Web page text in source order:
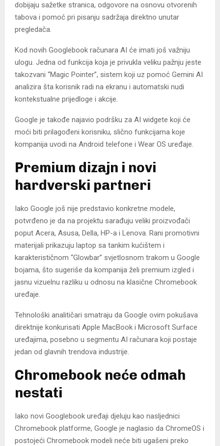
dobijaju sažetke stranica, odgovore na osnovu otvorenih
tabova i pomoć pri pisanju sadržaja direktno unutar
pregledača.
Kod novih Googlebook računara AI će imati još važniju
ulogu. Jedna od funkcija koja je privukla veliku pažnju jeste
takozvani “Magic Pointer”, sistem koji uz pomoć Gemini AI
analizira šta korisnik radi na ekranu i automatski nudi
kontekstualne prijedloge i akcije.
Google je takođe najavio podršku za AI widgete koji će
moći biti prilagođeni korisniku, slično funkcijama koje
kompanija uvodi na Android telefone i Wear OS uređaje.
Premium dizajn i novi
hardverski partneri
Iako Google još nije predstavio konkretne modele,
potvrđeno je da na projektu sarađuju veliki proizvođači
poput Acera, Asusa, Della, HP-a i Lenova. Rani promotivni
materijali prikazuju laptop sa tankim kućištem i
karakterističnom “Glowbar” svjetlosnom trakom u Google
bojama, što sugeriše da kompanija želi premium izgled i
jasnu vizuelnu razliku u odnosu na klasične Chromebook
uređaje.
Tehnološki analitičari smatraju da Google ovim pokušava
direktnije konkurisati Apple MacBook i Microsoft Surface
uređajima, posebno u segmentu AI računara koji postaje
jedan od glavnih trendova industrije.
Chromebook neće odmah
nestati
Iako novi Googlebook uređaji djeluju kao nasljednici
Chromebook platforme, Google je naglasio da ChromeOS i
postojeći Chromebook modeli neće biti ugašeni preko